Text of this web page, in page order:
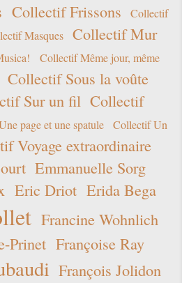
Collectif Frissons
Collectif
Masques
Collectif Mur
Collectif Même jour, même
Collectif Sous la voûte
Sur un fil Collectif
page et une spatule
Collectif Un
Voyage extraordinaire
Emmanuelle Sorg
Eric Driot Erida Bega
Francine Wohnlich
Prinet Françoise Ray
François Jolidon